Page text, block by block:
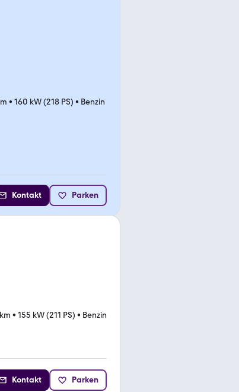
• 160 kW (218 PS) • Benzin
Kontakt Parken
• 155 kW (211 PS) • Benzin
Kontakt Parken